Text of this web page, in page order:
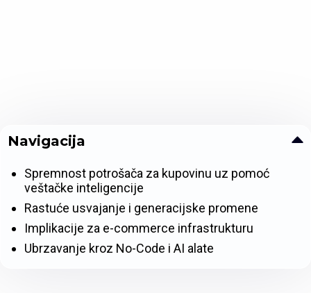
Navigacija
Spremnost potrošača za kupovinu uz pomoć
veštačke inteligencije
Rastuće usvajanje i generacijske promene
Implikacije za e-commerce infrastrukturu
Ubrzavanje kroz No-Code i AI alate